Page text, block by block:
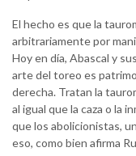
El hecho es que la
arbitrariamente por
Hoy en día, Abascal y
arte del toreo es
derecha. Tratan la
al igual que la caza o la
que los abolicionistas,
eso, como bien afirma